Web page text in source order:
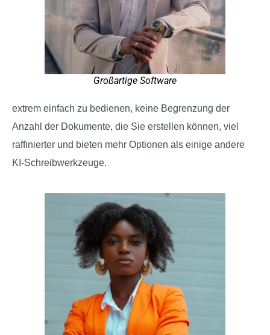
Großartige Software
extrem einfach zu bedienen, keine Begrenzung der
Anzahl der Dokumente, die Sie erstellen können, viel
raffinierter und bieten mehr Optionen als einige andere
KI-Schreibwerkzeuge.